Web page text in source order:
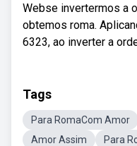
Webse invertermos a
obtemos roma.
6323, ao inverter a
Tags
Para RomaCom Amor
Amor Assim
Para